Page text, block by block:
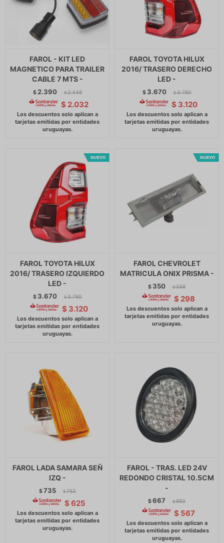
FAROL - KIT LED
MAGNETICO PARA TRAILER
CABLE 7 MTS -
$ 2.390 $ 2.449
$ 2.032
FAROL TOYOTA HILUX
2016/ TRASERO DERECHO
LED -
$ 3.670 $ 3.760
$ 3.120
FAROL TOYOTA HILUX
2016/ TRASERO IZQUIERDO
LED -
$ 3.670 $ 3.760
$ 3.120
FAROL CHEVROLET
MATRICULA ONIX PRISMA -
$ 350 $ 359
$ 298
FAROL LADA SAMARA SEÑ
IZQ -
$735 $ 753
$ 625
FAROL - TRAS. LED 24V
REDONDO CRISTAL 10.5CM
-
$667 $ 683
$ 567